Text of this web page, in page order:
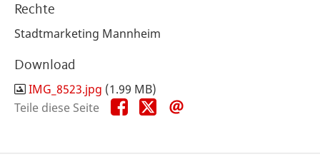
Rechte
Stadtmarketing Mannheim
Download
IMG_8523.jpg (1.99 MB)
Teile diese Seite
Teile
diese
Teile
diese